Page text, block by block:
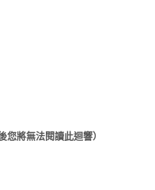
將無法閱讀此迴響）